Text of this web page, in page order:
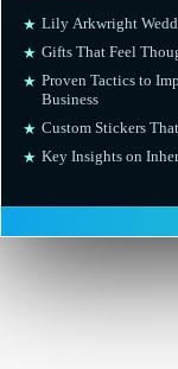
★ Lily Arkwright
★ Gifts That Feel
★ Proven Tactics to
Business
★ Custom Stickers
★ Key Insights on